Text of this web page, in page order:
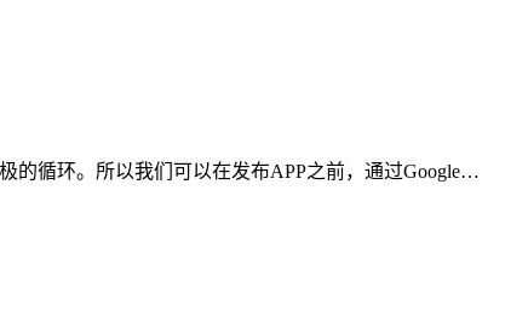
的循环。所以我们可以在发布APP之前，通过Google…